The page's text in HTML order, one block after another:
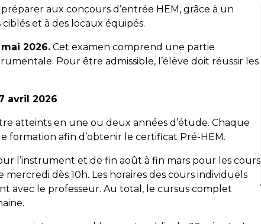
aux concours d’entrée HEM, grâce à un
et à des locaux équipés.
2026. Cet examen comprend une partie
Pour être admissible, l’élève doit réussir les
avril 2026
atteints en une ou deux années d’étude. Chaque
formation afin d’obtenir le certificat Pré-HEM.
l’instrument et de fin août à fin mars pour les cours
dès 10h. Les horaires des cours individuels
avec le professeur. Au total, le cursus complet